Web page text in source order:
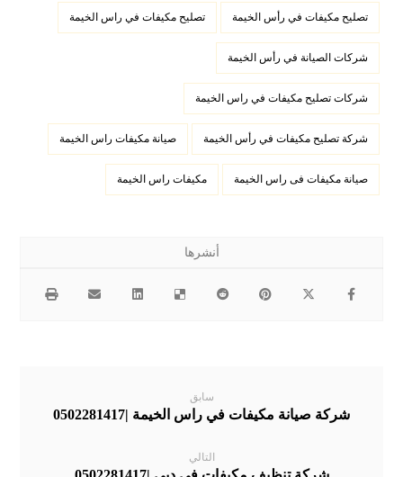
تصليح مكيفات في رأس الخيمة تصليح مكيفات في راس الخيمة
شركات الصيانة في رأس الخيمة
شركات تصليح مكيفات في راس الخيمة
شركة تصليح مكيفات في رأس الخيمة صيانة مكيفات راس الخيمة
صيانة مكيفات فى راس الخيمة مكيفات راس الخيمة
سابق
شركة صيانة مكيفات في راس الخيمة |0502281417
التالي